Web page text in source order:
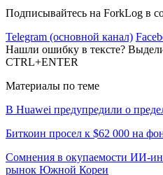
Подписывайтесь на ForkLog в
Telegram (основной канал)
Нашли ошибку в тексте?
CTRL+ENTER
Материалы по теме
В Huawei предупредили о
Биткоин просел к $62 000 на
Сомнения в окупаемости ИИ-
рынок Южной Кореи